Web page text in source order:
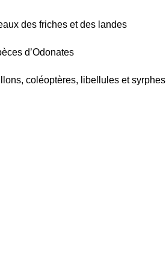
des friches et des landes
d’Odonates
coléoptères, libellules et syrphes